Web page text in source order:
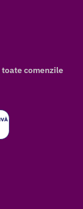
toate comenzile